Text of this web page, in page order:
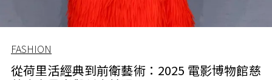
FASHION
從荷里活經典到前衛藝術：2025 電影博物館慈